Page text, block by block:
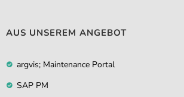
AUS UNSEREM ANGEBOT
argvis; Maintenance Portal
SAP PM